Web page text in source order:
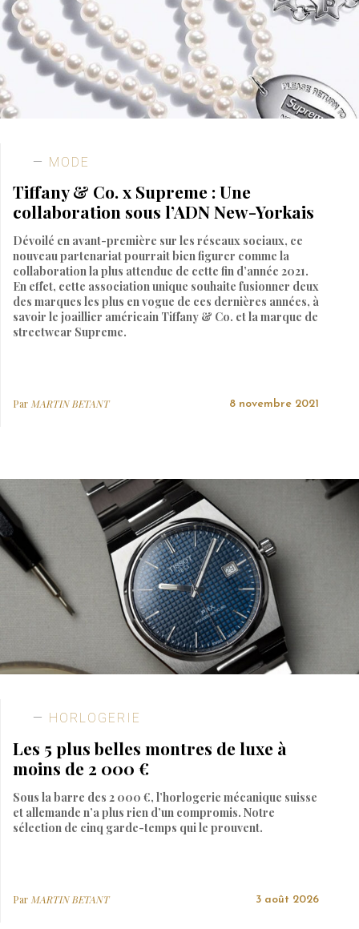
MODE
Tiffany & Co. x Supreme : Une
collaboration sous l’ADN New-Yorkais
Dévoilé en avant-première sur les réseaux sociaux, ce
nouveau partenariat pourrait bien figurer comme la
collaboration la plus attendue de cette fin d’année 2021.
En effet, cette association unique souhaite fusionner deux
des marques les plus en vogue de ces dernières années, à
savoir le joaillier américain Tiffany & Co. et la marque de
streetwear Supreme.
Par MARTIN BETANT 8 novembre 2021
HORLOGERIE
Les 5 plus belles montres de luxe à
moins de 2 000 €
Sous la barre des 2 000 €, l’horlogerie mécanique suisse
et allemande n’a plus rien d’un compromis. Notre
sélection de cinq garde-temps qui le prouvent.
Par MARTIN BETANT 3 août 2026